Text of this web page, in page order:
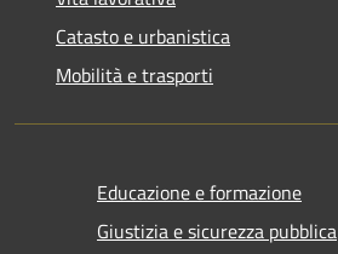
Catasto e urbanistica
Mobilità e trasporti
Educazione e formazione
Giustizia e sicurezza pubblica